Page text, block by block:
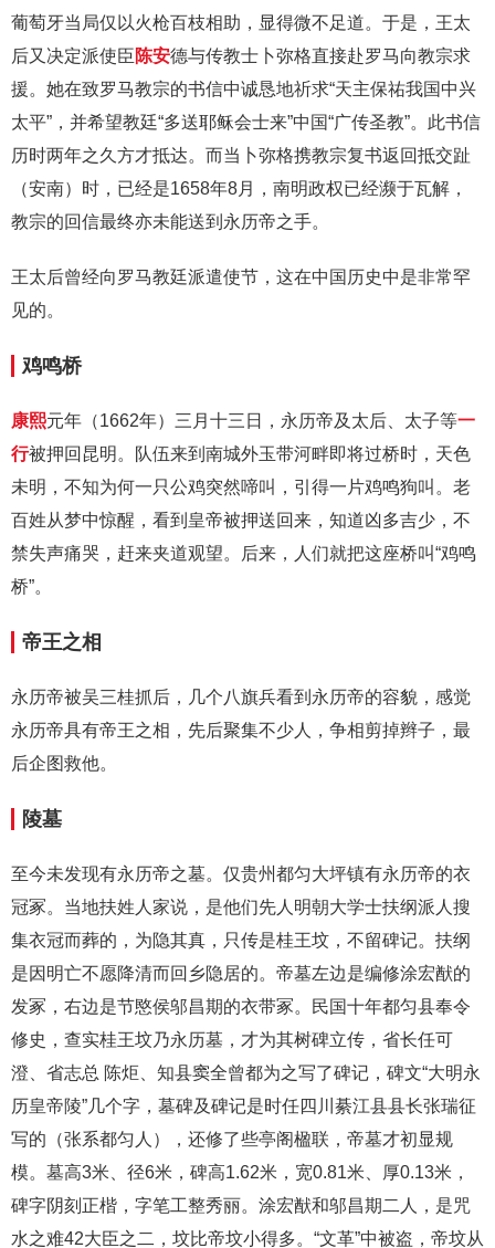
葡萄牙当局仅以火枪百枝相助，显得微不足道。于是，王太
后又决定派使臣陈安德与传教士卜弥格直接赴罗马向教宗求
援。她在致罗马教宗的书信中诚恳地祈求“天主保祐我国中兴
太平”，并希望教廷“多送耶稣会士来”中国“广传圣教”。此书信
历时两年之久方才抵达。而当卜弥格携教宗复书返回抵交趾
（安南）时，已经是1658年8月，南明政权已经濒于瓦解，
教宗的回信最终亦未能送到永历帝之手。
王太后曾经向罗马教廷派遣使节，这在中国历史中是非常罕
见的。
鸡鸣桥
康熙元年（1662年）三月十三日，永历帝及太后、太子等一
行被押回昆明。队伍来到南城外玉带河畔即将过桥时，天色
未明，不知为何一只公鸡突然啼叫，引得一片鸡鸣狗叫。老
百姓从梦中惊醒，看到皇帝被押送回来，知道凶多吉少，不
禁失声痛哭，赶来夹道观望。后来，人们就把这座桥叫“鸡鸣
桥”。
帝王之相
永历帝被吴三桂抓后，几个八旗兵看到永历帝的容貌，感觉
永历帝具有帝王之相，先后聚集不少人，争相剪掉辫子，最
后企图救他。
陵墓
至今未发现有永历帝之墓。仅贵州都匀大坪镇有永历帝的衣
冠冢。当地扶姓人家说，是他们先人明朝大学士扶纲派人搜
集衣冠而葬的，为隐其真，只传是桂王坟，不留碑记。扶纲
是因明亡不愿降清而回乡隐居的。帝墓左边是编修涂宏猷的
发冢，右边是节愍侯邬昌期的衣带冢。民国十年都匀县奉令
修史，查实桂王坟乃永历墓，才为其树碑立传，省长任可
澄、省志总 陈炬、知县窦全曾都为之写了碑记，碑文“大明永
历皇帝陵”几个字，墓碑及碑记是时任四川綦江县县长张瑞征
写的（张系都匀人），还修了些亭阁楹联，帝墓才初显规
模。墓高3米、径6米，碑高1.62米，宽0.81米、厚0.13米，
碑字阴刻正楷，字笔工整秀丽。涂宏猷和邬昌期二人，是咒
水之难42大臣之二，坟比帝坟小得多。“文革”中被盗，帝坟从